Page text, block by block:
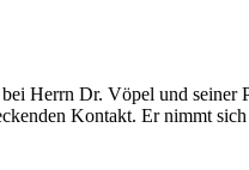
Herrn Dr. Vöpel und seiner
Kontakt. Er nimmt